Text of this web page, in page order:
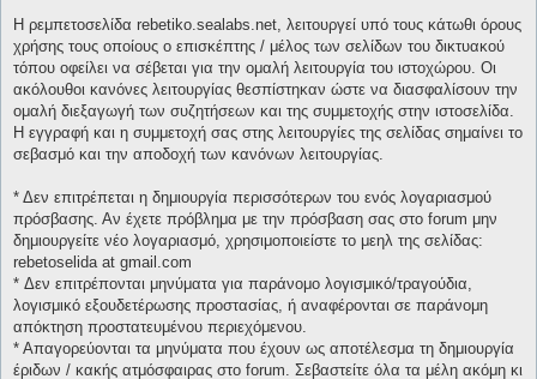
Η ρεμπετοσελίδα rebetiko.sealabs.net, λειτουργεί υπό τους κάτωθι όρους
χρήσης τους οποίους ο επισκέπτης / μέλος των σελίδων του δικτυακού
τόπου οφείλει να σέβεται για την ομαλή λειτουργία του ιστοχώρου. Οι
ακόλουθοι κανόνες λειτουργίας θεσπίστηκαν ώστε να διασφαλίσουν την
ομαλή διεξαγωγή των συζητήσεων και της συμμετοχής στην ιστοσελίδα.
Η εγγραφή και η συμμετοχή σας στης λειτουργίες της σελίδας σημαίνει το
σεβασμό και την αποδοχή των κανόνων λειτουργίας.
* Δεν επιτρέπεται η δημιουργία περισσότερων του ενός λογαριασμού
πρόσβασης. Αν έχετε πρόβλημα με την πρόσβαση σας στο forum μην
δημιουργείτε νέο λογαριασμό, χρησιμοποιείστε το μεηλ της σελίδας:
rebetoselida at gmail.com
* Δεν επιτρέπονται μηνύματα για παράνομο λογισμικό/τραγούδια,
λογισμικό εξουδετέρωσης προστασίας, ή αναφέρονται σε παράνομη
απόκτηση προστατευμένου περιεχόμενου.
* Απαγορεύονται τα μηνύματα που έχουν ως αποτέλεσμα τη δημιουργία
έριδων / κακής ατμόσφαιρας στο forum. Σεβαστείτε όλα τα μέλη ακόμη κι